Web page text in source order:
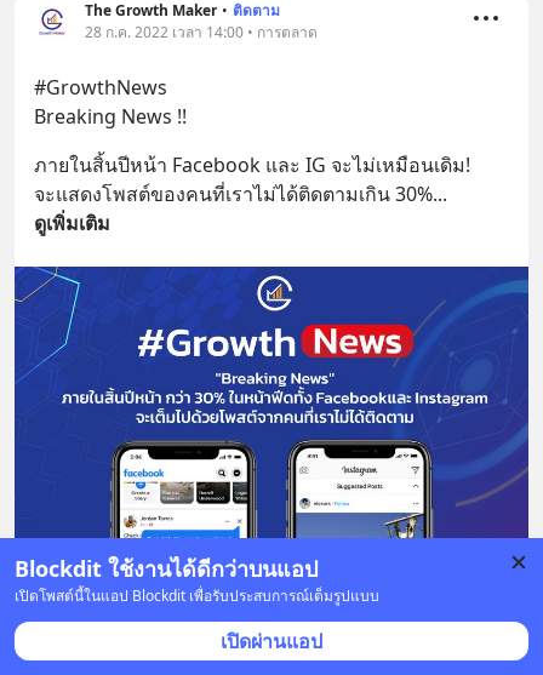
Blockdit ใช้งานได้ดีกว่าบนแอป
เปิดโพสต์นี้ในแอป Blockdit เพื่อรับประสบการณ์เต็มรูปแบบ
เปิดผ่านแอป
The Growth Maker • ติดตาม
28 ก.ค. 2022 เวลา 14:00 • การตลาด
#GrowthNews
Breaking News !!
ภายในสิ้นปีหน้า Facebook และ IG จะไม่เหมือนเดิม!
จะแสดงโพสต์ของคนที่เราไม่ได้ติดตามเกิน 30%...
ดูเพิ่มเติม